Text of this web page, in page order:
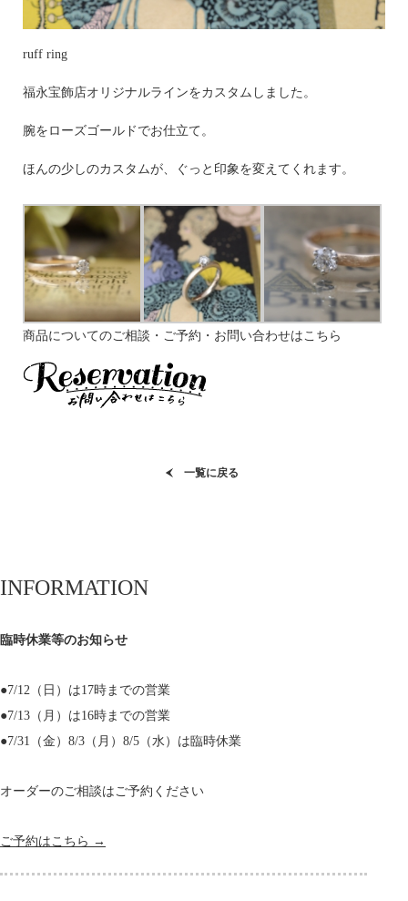
ruff ring
福永宝飾店オリジナルラインをカスタムしました。
腕をローズゴールドでお仕立て。
ほんの少しのカスタムが、ぐっと印象を変えてくれます。
商品についてのご相談・ご予約・お問い合わせはこちら
一覧に戻る
INFORMATION
臨時休業等のお知らせ
●7/12（日）は17時までの営業
●7/13（月）は16時までの営業
●7/31（金）8/3（月）8/5（水）は臨時休業
オーダーのご相談はご予約ください
ご予約はこちら →